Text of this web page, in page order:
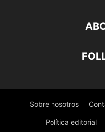
Sobre nosotros
Política editorial